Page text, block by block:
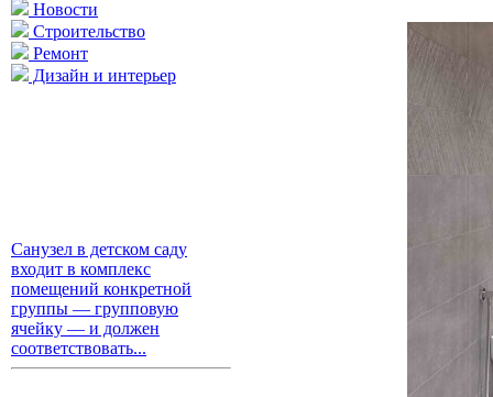
Новости
Строительство
Ремонт
Дизайн и интерьер
Санузел в детском саду
входит в комплекс
помещений конкретной
группы — групповую
ячейку — и должен
соответствовать...